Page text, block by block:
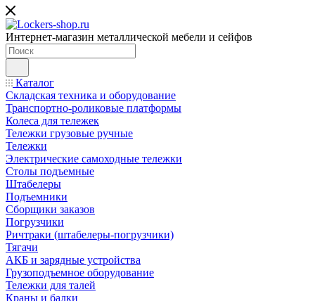
Интернет-магазин металлической мебели и сейфов
Каталог
Складская техника и оборудование
Транспортно-роликовые платформы
Колеса для тележек
Тележки грузовые ручные
Тележки
Электрические самоходные тележки
Столы подъемные
Штабелеры
Подъемники
Сборщики заказов
Погрузчики
Ричтраки (штабелеры-погрузчики)
Тягачи
АКБ и зарядные устройства
Грузоподъемное оборудование
Тележки для талей
Краны и балки